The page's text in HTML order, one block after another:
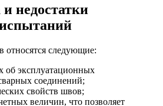
недостатки
относятся следующие:
об эксплуатационных
соединений;
свойств швов;
величин, что позволяет